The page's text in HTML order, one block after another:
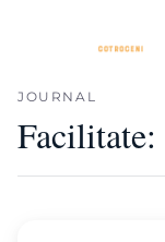
JOURNAL
Facilitate: